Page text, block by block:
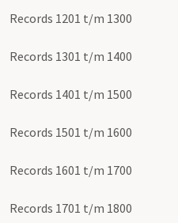
Records 1201 t/m 1300
Records 1301 t/m 1400
Records 1401 t/m 1500
Records 1501 t/m 1600
Records 1601 t/m 1700
Records 1701 t/m 1800